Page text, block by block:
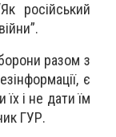
російський
разом з
є
і не дати їм
ГУР.